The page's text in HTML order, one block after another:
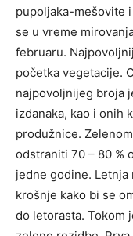
pupoljaka-mešovite
se u vreme
februaru.
početka vegetacije.
najpo­voljnijeg broja
izdanaka, kao i onih
produžnice.
odstraniti 70 – 80 %
jedne godine.
krošnje kako bi se
do letorasta. Tokom